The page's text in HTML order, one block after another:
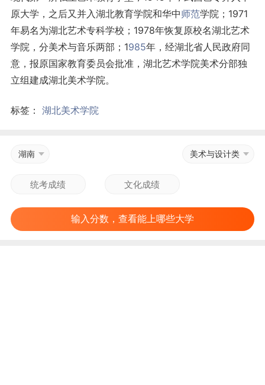
原大学，之后又并入湖北教育学院和华中师范学院；1971
年易名为湖北艺术专科学校；1978年恢复原校名湖北艺术
学院，分美术与音乐两部；1985年，经湖北省人民政府同
意，报原国家教育委员会批准，湖北艺术学院美术分部独
立组建成湖北美术学院。
标签： 湖北美术学院
湖南 美术与设计类
输入分数，查看能上哪些大学